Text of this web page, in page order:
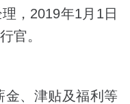
，2019年1月1日
官。
金、津贴及福利等